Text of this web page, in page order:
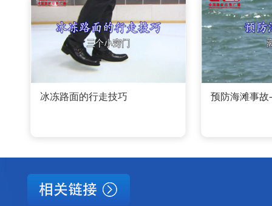
冰冻路面的行走技巧 预防海滩事